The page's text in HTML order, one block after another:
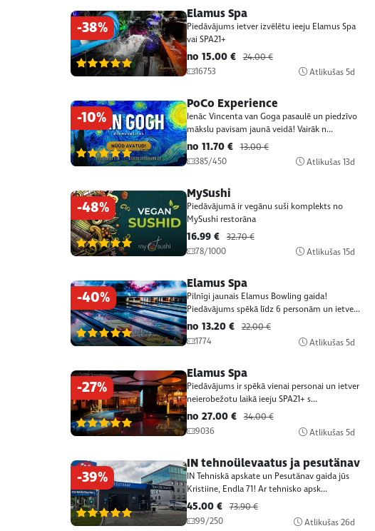
-38%
(57)
Elamus Spa
Piedāvājums ietver izvēlētu ieeju Elamus Spa
vai SPA21+
no 15.00 € 24.00 €
16753
Atlikušas5d
-10%
(57)
PoCo Experience
Ienāc Vincenta van Goga pasaulē un piedzīvo
mākslu pavisam jaunā veidā! Vairāk n...
no 11.70 € 13.00 €
385/450
Atlikušas13d
-48%
(57)
MySushi
Piedāvājumā ir vegānu suši komplekts no
MySushi restorāna
16.99 € 32.70 €
78/1000
Atlikušas15d
-40%
(57)
Elamus Spa
Pilnīgi jaunais Elamus Bowling gaida!
Piedāvājums spēkā līdz 6 personām un ietve...
no 13.20 € 22.00 €
1774
Atlikušas5d
-27%
(57)
Elamus Spa
Piedāvājums ir spēkā vienai personai un ietver
neierobežotu laikā ieeju SPA21+ s...
no 27.00 € 34.00 €
9036
Atlikušas5d
-39%
(57)
IN tehnoülevaatus ja pesutänav
IN Tehniskā apskate un Pesutänav gaida jūs
Kristiine, Endla 71! Ar tehnisko apsk...
45.00 € 73.90 €
99/250
Atlikušas26d